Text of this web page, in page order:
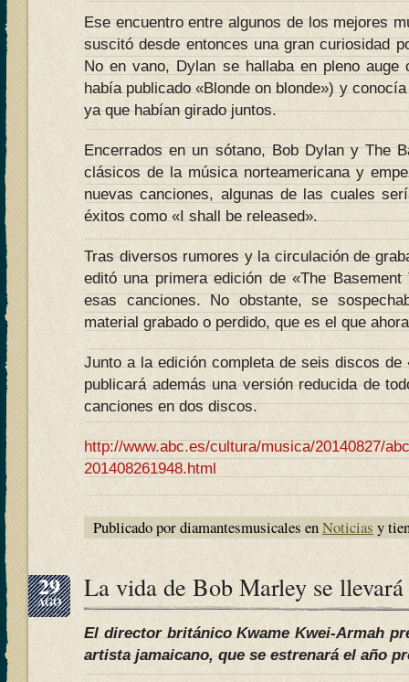
Ese encuentro entre algunos de los mejores
suscitó desde entonces una gran curiosidad
No en vano, Dylan se hallaba en pleno auge
había publicado «Blonde on blonde») y
ya que habían girado juntos.
Encerrados en un sótano, Bob Dylan y The
clásicos de la música norteamericana y
nuevas canciones, algunas de las cuales
éxitos como «I shall be released».
Tras diversos rumores y la circulación de
editó una primera edición de «The
esas canciones. No obstante, se
material grabado o perdido, que es el que
Junto a la edición completa de seis discos de
publicará además una versión reducida de
canciones en dos discos.
http://www.abc.es/cultura/musica/20140827/
201408261948.html
Publicado por diamantesmusicales enNoticias y
29
AGO La vida de Bob Marley se
El director británico Kwame Kwei-Armah
artista jamaicano, que se estrenará el año